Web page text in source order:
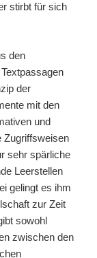
stirbt für sich
den
der
mit den
und
Zugriffsweisen
sehr spärliche
Leerstellen
gelingt es ihm
zur Zeit
sowohl
zwischen den